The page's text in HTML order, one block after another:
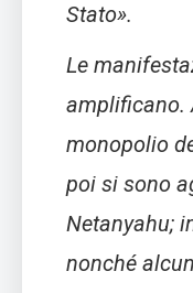
Stato».
Le
amplificano.
monopolio
poi si sono
Netanyahu;
nonché